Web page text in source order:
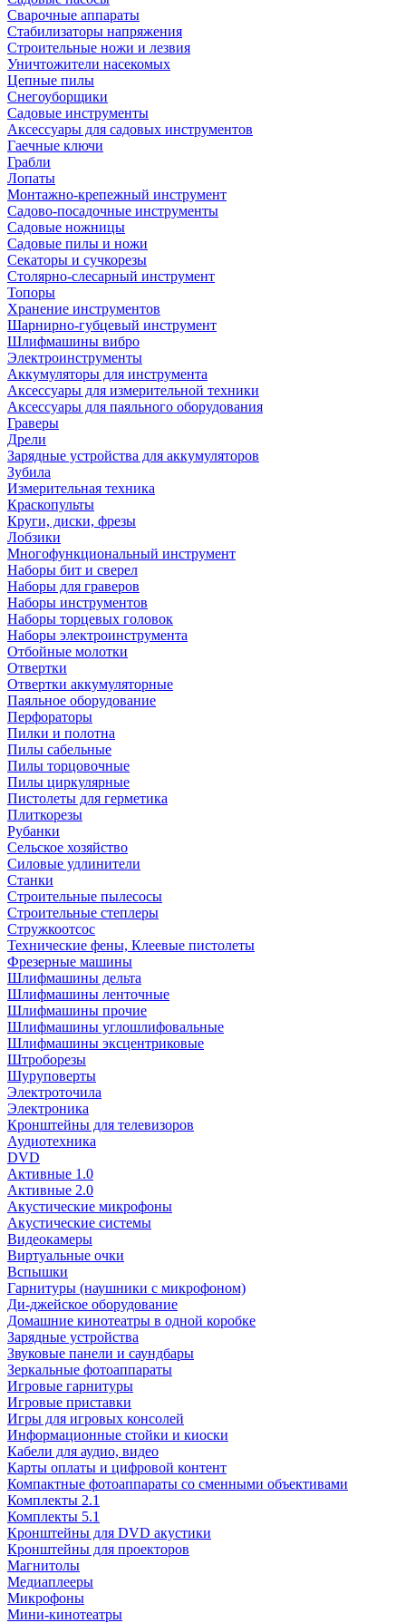
Сварочные аппараты
Стабилизаторы напряжения
Строительные ножи и лезвия
Уничтожители насекомых
Цепные пилы
Снегоуборщики
Садовые инструменты
Аксессуары для садовых инструментов
Гаечные ключи
Грабли
Лопаты
Монтажно-крепежный инструмент
Садово-посадочные инструменты
Садовые ножницы
Садовые пилы и ножи
Секаторы и сучкорезы
Столярно-слесарный инструмент
Топоры
Хранение инструментов
Шарнирно-губцевый инструмент
Шлифмашины вибро
Электроинструменты
Аккумуляторы для инструмента
Аксессуары для измерительной техники
Аксессуары для паяльного оборудования
Граверы
Дрели
Зарядные устройства для аккумуляторов
Зубила
Измерительная техника
Краскопульты
Круги, диски, фрезы
Лобзики
Многофункциональный инструмент
Наборы бит и сверел
Наборы для граверов
Наборы инструментов
Наборы торцевых головок
Наборы электроинструмента
Отбойные молотки
Отвертки
Отвертки аккумуляторные
Паяльное оборудование
Перфораторы
Пилки и полотна
Пилы сабельные
Пилы торцовочные
Пилы циркулярные
Пистолеты для герметика
Плиткорезы
Рубанки
Сельское хозяйство
Силовые удлинители
Станки
Строительные пылесосы
Строительные степлеры
Стружкоотсос
Технические фены, Клеевые пистолеты
Фрезерные машины
Шлифмашины дельта
Шлифмашины ленточные
Шлифмашины прочие
Шлифмашины углошлифовальные
Шлифмашины эксцентриковые
Штроборезы
Шуруповерты
Электроточила
Электроника
Кронштейны для телевизоров
Аудиотехника
DVD
Активные 1.0
Активные 2.0
Акустические микрофоны
Акустические системы
Видеокамеры
Виртуальные очки
Вспышки
Гарнитуры (наушники с микрофоном)
Ди-джейское оборудование
Домашние кинотеатры в одной коробке
Зарядные устройства
Звуковые панели и саундбары
Зеркальные фотоаппараты
Игровые гарнитуры
Игровые приставки
Игры для игровых консолей
Информационные стойки и киоски
Кабели для аудио, видео
Карты оплаты и цифровой контент
Компактные фотоаппараты со сменными объективами
Комплекты 2.1
Комплекты 5.1
Кронштейны для DVD акустики
Кронштейны для проекторов
Магнитолы
Медиаплееры
Микрофоны
Мини-кинотеатры